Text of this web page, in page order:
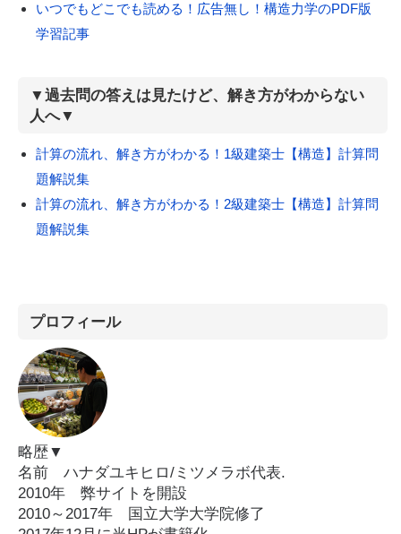
いつでもどこでも読める！広告無し！構造力学のPDF版
学習記事
▼過去問の答えは見たけど、解き方がわからない
人へ▼
計算の流れ、解き方がわかる！1級建築士【構造】計算問
題解説集
計算の流れ、解き方がわかる！2級建築士【構造】計算問
題解説集
プロフィール
略歴▼
名前 ハナダユキヒロ/ミツメラボ代表.
2010年 弊サイトを開設
2010～2017年 国立大学大学院修了